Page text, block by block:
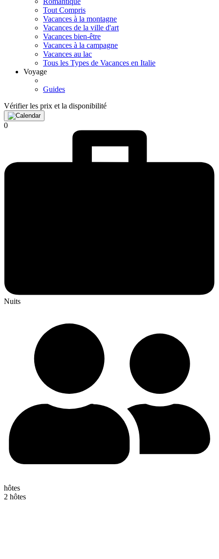
Tout Compris
Vacances à la montagne
Vacances de la ville d'art
Vacances bien-être
Vacances à la campagne
Vacances au lac
Tous les Types de Vacances en Italie
Voyage
Guides
Vérifier les prix et la disponibilité
0
Nuits
hôtes
2 hôtes